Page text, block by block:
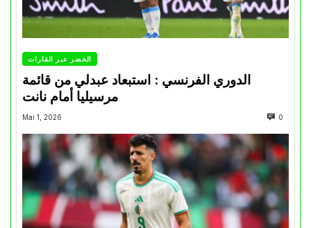
الخضر عبر القارات
الدوري الفرنسي : استبعاد عبدلي من قائمة
مرسيليا أمام نانت
Mai 1, 2026 0